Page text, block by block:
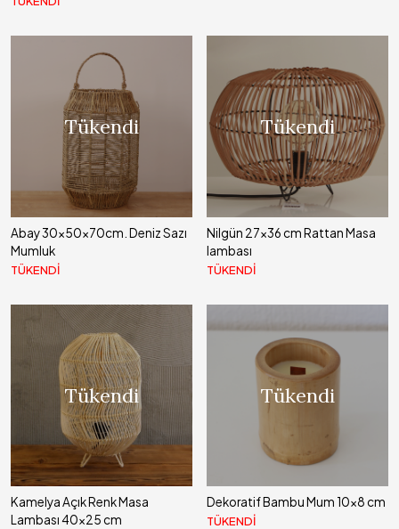
Tükendi
Abay 30x50x70cm. Deniz Sazı
Mumluk
TÜKENDİ
Tükendi
Nilgün 27x36 cm Rattan Masa
lambası
TÜKENDİ
Tükendi
Kamelya Açık Renk Masa
Lambası 40x25 cm
Tükendi
Dekoratif Bambu Mum 10x8 cm
TÜKENDİ